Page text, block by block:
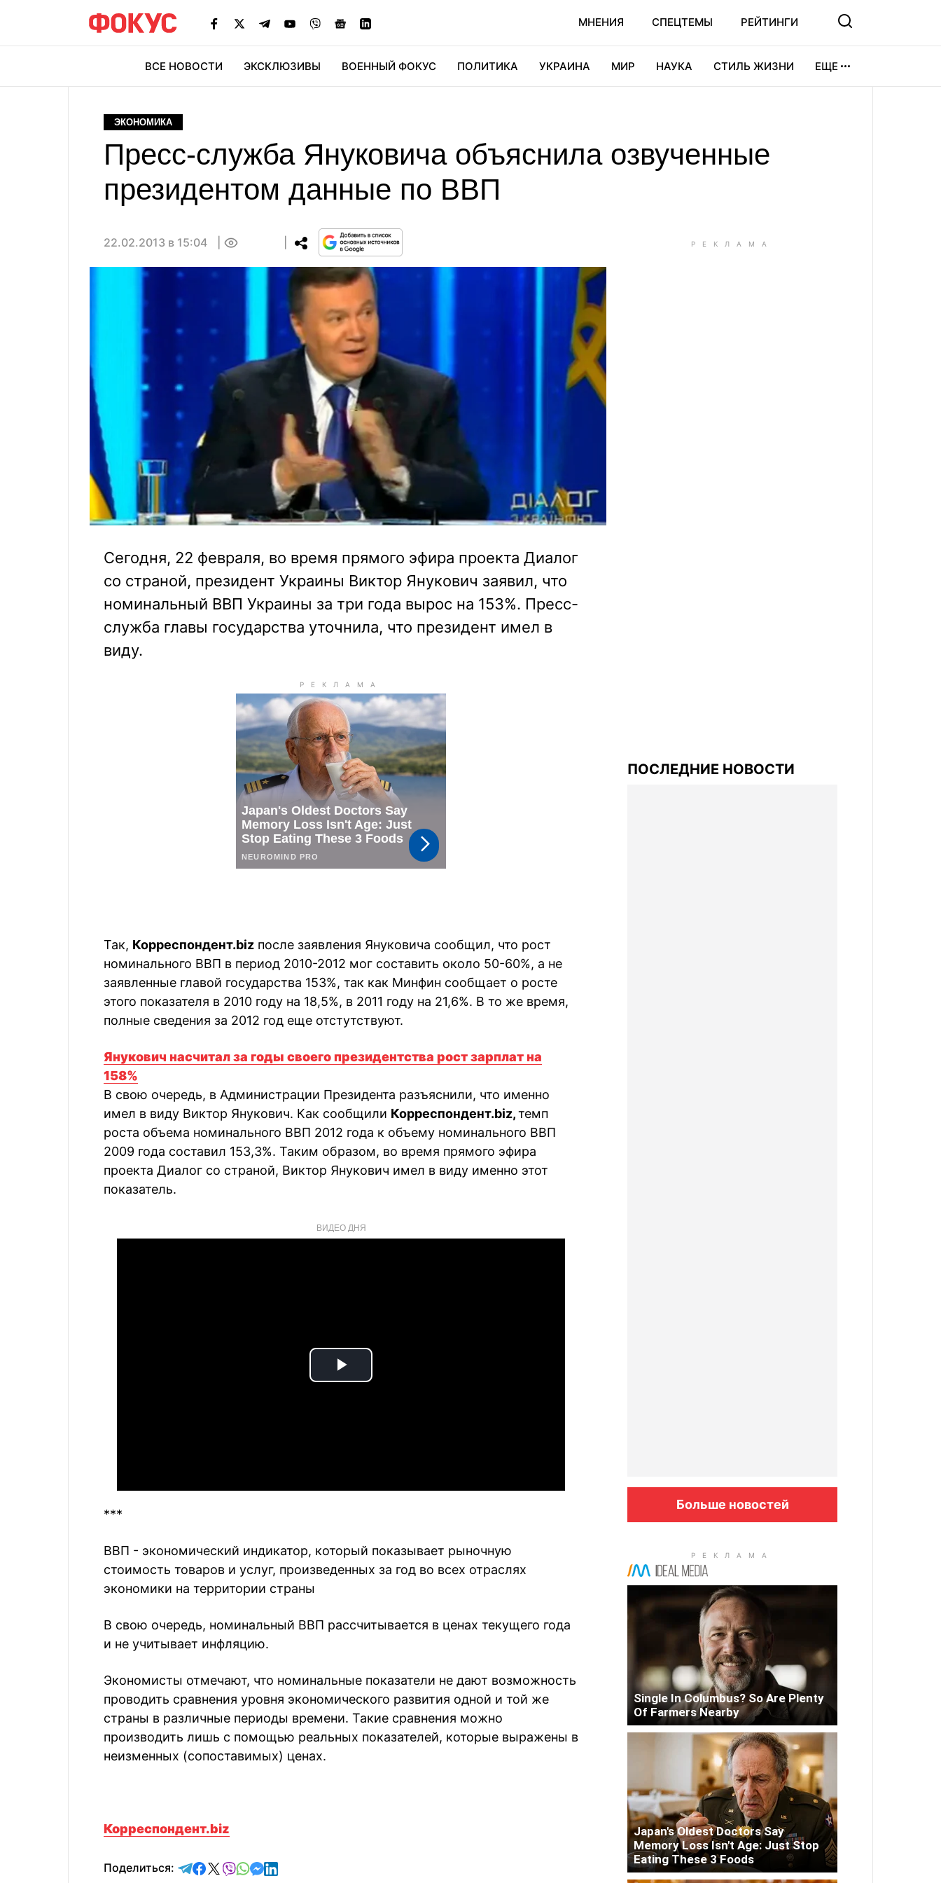
МНЕНИЯ СПЕЦТЕМЫ РЕЙТИНГИ
ВСЕ НОВОСТИ ЭКСКЛЮЗИВЫ ВОЕННЫЙ ФОКУС ПОЛИТИКА УКРАИНА МИР НАУКА СТИЛЬ ЖИЗНИ ЕЩЕ
ЭКОНОМИКА
Пресс-служба Януковича объяснила озвученные
президентом данные по ВВП
22.02.2013 в 15:04
Сегодня, 22 февраля, во время прямого эфира проекта Диалог
со страной, президент Украины Виктор Янукович заявил, что
номинальный ВВП Украины за три года вырос на 153%. Пресс-
служба главы государства уточнила, что президент имел в
виду.
Так, Корреспондент.biz после заявления Януковича сообщил, что рост
номинального ВВП в период 2010-2012 мог составить около 50-60%, а не
заявленные главой государства 153%, так как Минфин сообщает о росте
этого показателя в 2010 году на 18,5%, в 2011 году на 21,6%. В то же время,
полные сведения за 2012 год еще отстутствуют.
Янукович насчитал за годы своего президентства рост зарплат на
158%
В свою очередь, в Администрации Президента разъяснили, что именно
имел в виду Виктор Янукович. Как сообщили Корреспондент.biz,темп
роста объема номинального ВВП 2012 года к объему номинального ВВП
2009 года составил 153,3%. Таким образом, во время прямого эфира
проекта Диалог со страной, Виктор Янукович имел в виду именно этот
показатель.
ВИДЕО ДНЯ
Play
***
ВВП - экономический индикатор, который показывает рыночную
стоимость товаров и услуг, произведенных за год во всех отраслях
экономики на территории страны
В свою очередь, номинальный ВВП рассчитывается в ценах текущего года
и не учитывает инфляцию.
Экономисты отмечают, что номинальные показатели не дают возможность
проводить сравнения уровня экономического развития одной и той же
страны в различные периоды времени. Такие сравнения можно
производить лишь с помощью реальных показателей, которые выражены в
неизменных (сопоставимых) ценах.
Корреспондент.biz
Поделиться: отправить в Telegram
поделиться в Facebook
поделиться в X
отправить в Viber
отправить в Whatsapp
отправить в Messenger
отправить в LinkedIn
ПОСЛЕДНИЕ НОВОСТИ
Больше новостей